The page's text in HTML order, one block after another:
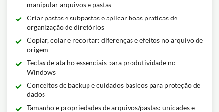
manipular arquivos e pastas
Criar pastas e subpastas e aplicar boas práticas de
organização de diretórios
Copiar, colar e recortar: diferenças e efeitos no arquivo de
origem
Teclas de atalho essenciais para produtividade no
Windows
Conceitos de backup e cuidados básicos para proteção de
dados
Tamanho e propriedades de arquivos/pastas: unidades e